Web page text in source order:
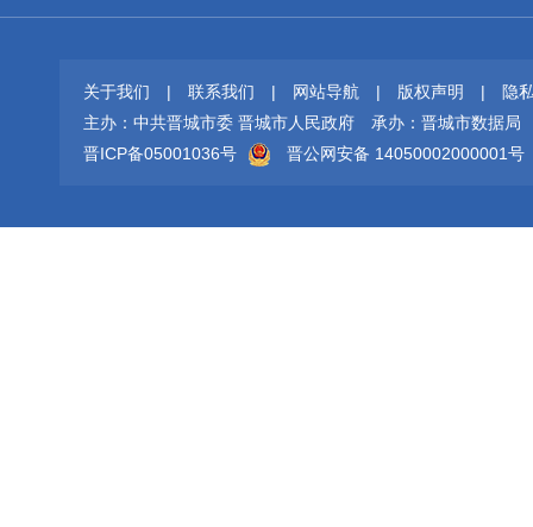
关于我们 | 联系我们 | 网站导航 | 版权声明 |
隐
主办：中共晋城市委 晋城市人民政府
承办：晋城市数据局
晋ICP备05001036号
晋公网安备 14050002000001号